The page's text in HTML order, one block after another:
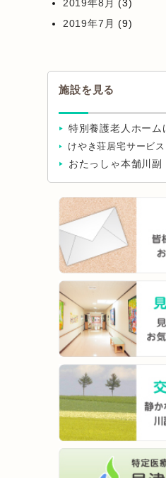
2019年8月 (3)
2019年7月 (9)
施設を見る
特別養護老人ホーム
けやき荘居宅サービ
おたっしゃ本舗川副